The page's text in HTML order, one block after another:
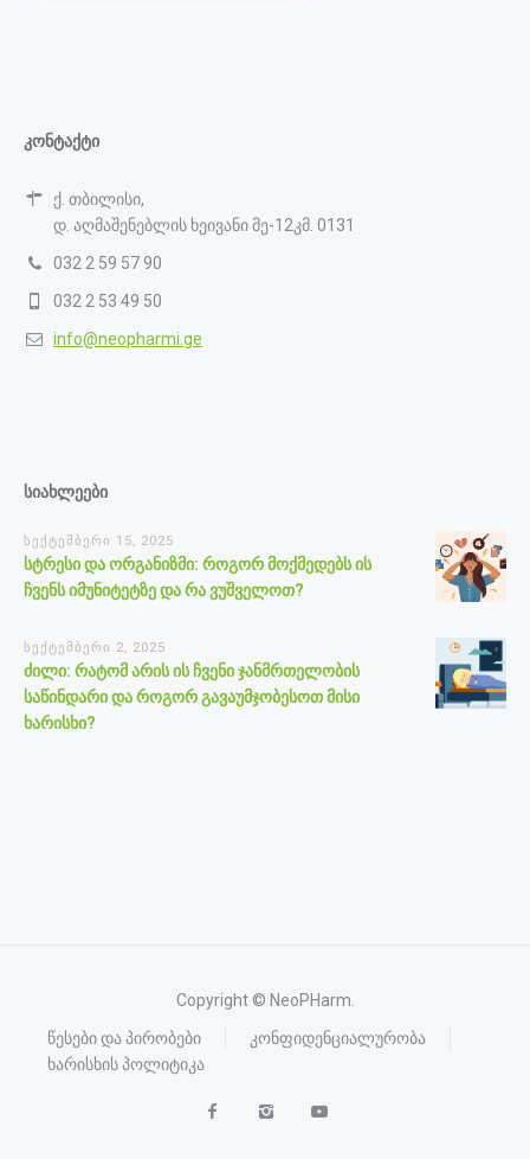
კონტაქტი
ქ. თბილისი,
დ. აღმაშენებლის ხეივანი მე-12კმ. 0131
032 2 59 57 90
032 2 53 49 50
info@neopharmi.ge
სიახლეები
სექტემბერი 15, 2025
სტრესი და ორგანიზმი: როგორ მოქმედებს ის
ჩვენს იმუნიტეტზე და რა ვუშველოთ?
სექტემბერი 2, 2025
ძილი: რატომ არის ის ჩვენი ჯანმრთელობის
საწინდარი და როგორ გავაუმჯობესოთ მისი
ხარისხი?
Copyright © NeoPHarm.
წესები და პირობები
კონფიდენციალურობა
ხარისხის პოლიტიკა